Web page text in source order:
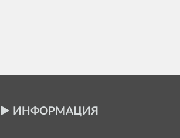
ИНФОРМАЦИЯ